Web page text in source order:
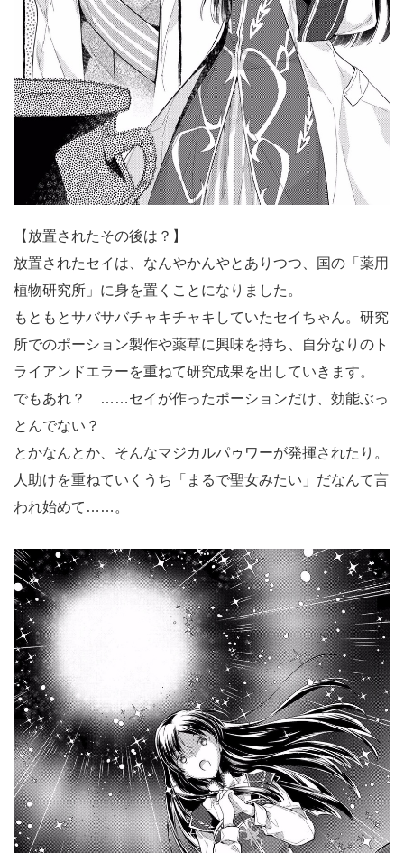
【放置されたその後は？】
放置されたセイは、なんやかんやとありつつ、国の「薬用
植物研究所」に身を置くことになりました。
もともとサバサバチャキチャキしていたセイちゃん。研究
所でのポーション製作や薬草に興味を持ち、自分なりのト
ライアンドエラーを重ねて研究成果を出していきます。
でもあれ？ ……セイが作ったポーションだけ、効能ぶっ
とんでない？
とかなんとか、そんなマジカルパゥワーが発揮されたり。
人助けを重ねていくうち「まるで聖女みたい」だなんて言
われ始めて……。